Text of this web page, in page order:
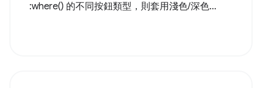
:where() 的不同按鈕類型，則套用淺色/深色...